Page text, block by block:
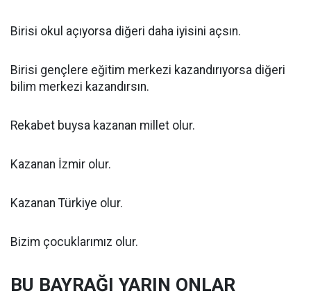
Birisi okul açıyorsa diğeri daha iyisini açsın.
Birisi gençlere eğitim merkezi kazandırıyorsa diğeri
bilim merkezi kazandırsın.
Rekabet buysa kazanan millet olur.
Kazanan İzmir olur.
Kazanan Türkiye olur.
Bizim çocuklarımız olur.
BU BAYRAĞI YARIN ONLAR